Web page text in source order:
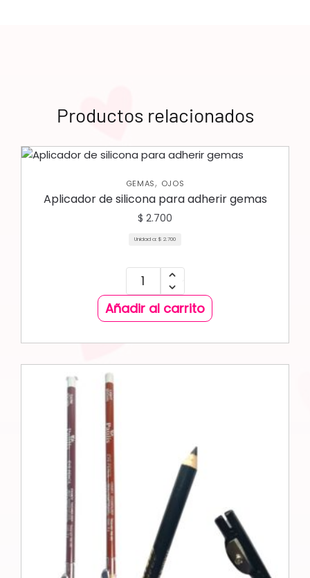
Productos relacionados
GEMAS, OJOS
Aplicador de silicona para adherir gemas
$ 2.700
Unidad a: $ 2.700
Añadir al carrito